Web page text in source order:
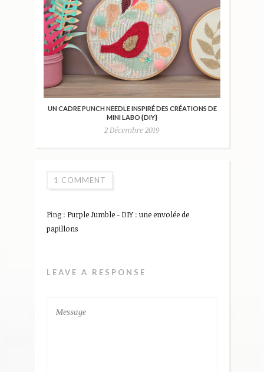
UN CADRE PUNCH NEEDLE INSPIRÉ DES CRÉATIONS DE
MINI LABO {DIY}
2 Décembre 2019
1 COMMENT
Ping : Purple Jumble - DIY : une envolée de
papillons
LEAVE A RESPONSE